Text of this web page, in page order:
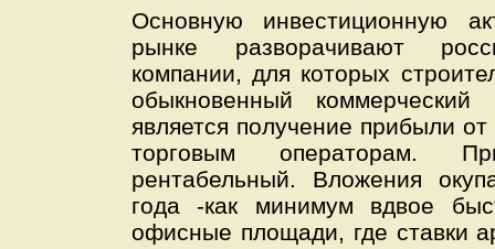
Основную инвестиционную
рынке разворачивают
компании, для которых
обыкновенный коммерческий
является получение прибыли
торговым операторам.
рентабельный. Вложения
года -как минимум вдвое
офисные площади, где ставки